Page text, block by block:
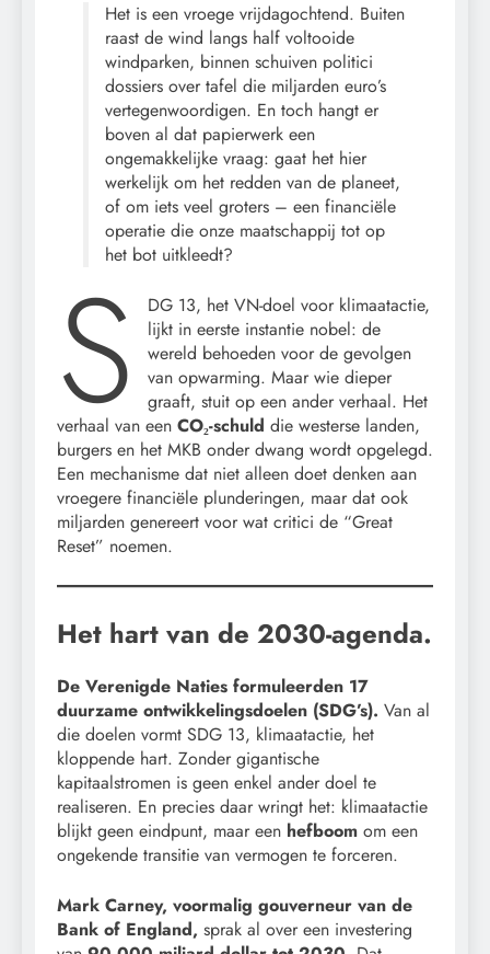
Het is een vroege vrijdagochtend. Buiten
raast de wind langs half voltooide
windparken, binnen schuiven politici
dossiers over tafel die miljarden euro’s
vertegenwoordigen. En toch hangt er
boven al dat papierwerk een
ongemakkelijke vraag: gaat het hier
werkelijk om het redden van de planeet,
of om iets veel groters – een financiële
operatie die onze maatschappij tot op
het bot uitkleedt?
S
DG 13, het VN-doel voor klimaatactie,
lijkt in eerste instantie nobel: de
wereld behoeden voor de gevolgen
van opwarming. Maar wie dieper
graaft, stuit op een ander verhaal. Het
verhaal van een CO₂-schuld die westerse landen,
burgers en het MKB onder dwang wordt opgelegd.
Een mechanisme dat niet alleen doet denken aan
vroegere financiële plunderingen, maar dat ook
miljarden genereert voor wat critici de “Great
Reset” noemen.
Het hart van de 2030-agenda.
De Verenigde Naties formuleerden 17
duurzame ontwikkelingsdoelen (SDG’s). Van al
die doelen vormt SDG 13, klimaatactie, het
kloppende hart. Zonder gigantische
kapitaalstromen is geen enkel ander doel te
realiseren. En precies daar wringt het: klimaatactie
blijkt geen eindpunt, maar een hefboom om een
ongekende transitie van vermogen te forceren.
Mark Carney, voormalig gouverneur van de
Bank of England, sprak al over een investering